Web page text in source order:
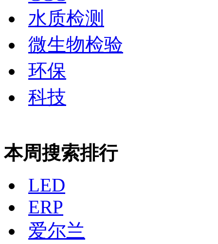
水质检测
微生物检验
环保
科技
本周搜索排行
LED
ERP
爱尔兰